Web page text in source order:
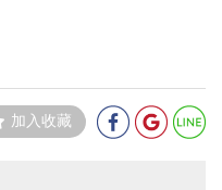
加入收藏